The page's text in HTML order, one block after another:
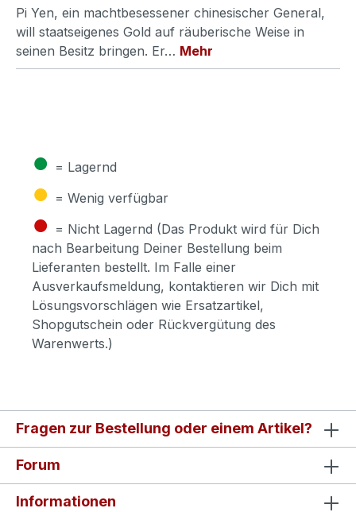
Pi Yen, ein machtbesessener chinesischer General,
will staatseigenes Gold auf räuberische Weise in
seinen Besitz bringen. Er… Mehr
● = Lagernd
● = Wenig verfügbar
● = Nicht Lagernd (Das Produkt wird für Dich
nach Bearbeitung Deiner Bestellung beim
Lieferanten bestellt. Im Falle einer
Ausverkaufsmeldung, kontaktieren wir Dich mit
Lösungsvorschlägen wie Ersatzartikel,
Shopgutschein oder Rückvergütung des
Warenwerts.)
Fragen zur Bestellung oder einem Artikel?
Forum
Informationen